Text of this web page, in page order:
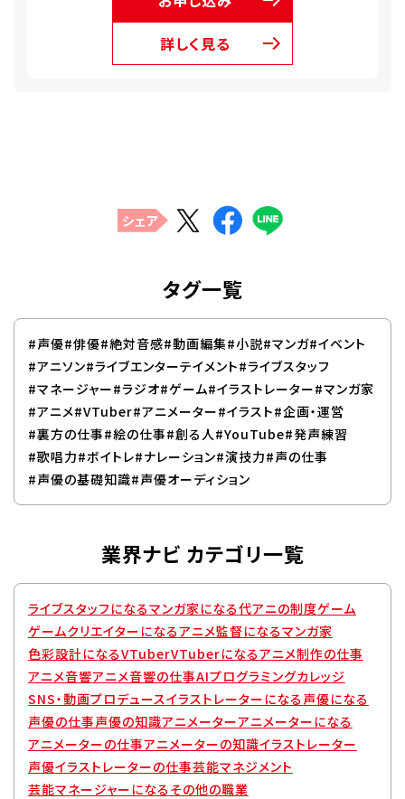
詳しく見る
シェア
タグ一覧
#声優#俳優#絶対音感#動画編集#小説#マンガ#イベント
#アニソン#ライブエンターテイメント#ライブスタッフ
#マネージャー#ラジオ#ゲーム#イラストレーター#マンガ家
#アニメ#VTuber#アニメーター#イラスト#企画・運営
#裏方の仕事#絵の仕事#創る人 #YouTube#発声練習
#歌唱力#ボイトレ#ナレーション#演技力#声の仕事
#声優の基礎知識#声優オーディション
業界ナビ カテゴリ一覧
ライブスタッフになるマンガ家になる代アニの制度ゲーム
ゲームクリエイターになるアニメ監督になるマンガ家
色彩設計になるVTuberVTuberになるアニメ制作の仕事
アニメ音響アニメ音響の仕事AIプログラミングカレッジ
SNS・動画プロデュースイラストレーターになる 声優になる
声優の仕事声優の知識アニメーターアニメーターになる
アニメーターの仕事アニメーターの知識イラストレーター
声優イラストレーターの仕事芸能マネジメント
芸能マネージャーになる その他の職業